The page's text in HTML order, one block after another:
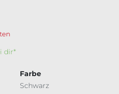
dir*
Farbe
Schwarz